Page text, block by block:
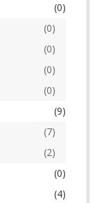
0
0
0
0
0
9
7
2
0
4